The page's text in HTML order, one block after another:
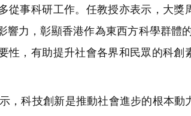
從事科研工作。任教授亦表示，大獎
響力，彰顯香港作為東西方科學群體
性，有助提升社會各界和民眾的科創
科技創新是推動社會進步的根本動